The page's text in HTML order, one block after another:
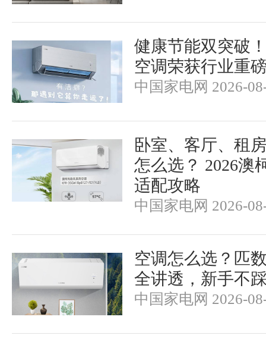
健康节能双突破
空调荣获行业重
中国家电网 2026-
卧室、客厅、租
怎么选？ 2026澳
适配攻略
中国家电网 2026-
空调怎么选？匹
全讲透，新手不
中国家电网 2026-